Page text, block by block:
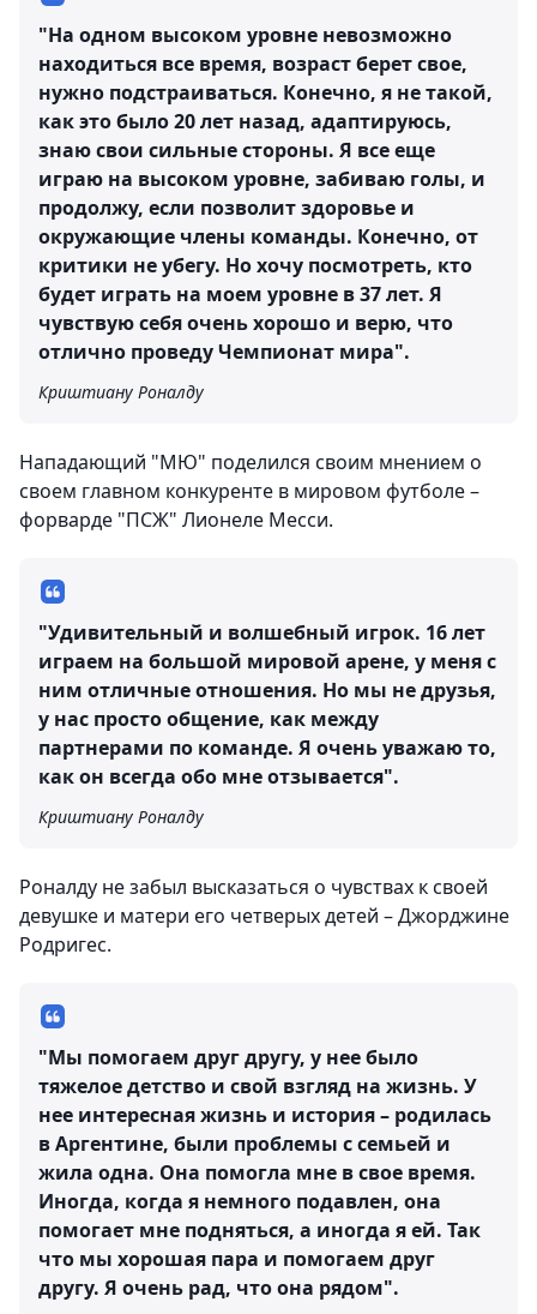
"На одном высоком уровне невозможно
находиться все время, возраст берет свое,
нужно подстраиваться. Конечно, я не такой,
как это было 20 лет назад, адаптируюсь,
знаю свои сильные стороны. Я все еще
играю на высоком уровне, забиваю голы, и
продолжу, если позволит здоровье и
окружающие члены команды. Конечно, от
критики не убегу. Но хочу посмотреть, кто
будет играть на моем уровне в 37 лет. Я
чувствую себя очень хорошо и верю, что
отлично проведу Чемпионат мира".
Криштиану Роналду
Нападающий "МЮ" поделился своим мнением о
своем главном конкуренте в мировом футболе –
форварде "ПСЖ" Лионеле Месси.
"Удивительный и волшебный игрок. 16 лет
играем на большой мировой арене, у меня с
ним отличные отношения. Но мы не друзья,
у нас просто общение, как между
партнерами по команде. Я очень уважаю то,
как он всегда обо мне отзывается".
Криштиану Роналду
Роналду не забыл высказаться о чувствах к своей
девушке и матери его четверых детей – Джорджине
Родригес.
"Мы помогаем друг другу, у нее было
тяжелое детство и свой взгляд на жизнь. У
нее интересная жизнь и история – родилась
в Аргентине, были проблемы с семьей и
жила одна. Она помогла мне в свое время.
Иногда, когда я немного подавлен, она
помогает мне подняться, а иногда я ей. Так
что мы хорошая пара и помогаем друг
другу. Я очень рад, что она рядом".